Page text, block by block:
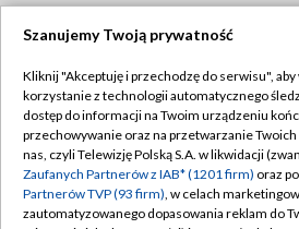
TVP
Abonament TVP
Emisja w TVP
Centrum informacji TVP
Regulamin
Polityka
Moje zgody
Szanujemy Twoją prywatność
Kliknij "Akceptuję i przechodzę do serwisu", aby
korzystanie z technologii automatycznego
dostęp do informacji na Twoim urządzeniu
przechowywanie oraz na przetwarzanie
nas, czyli Telewizję Polską S.A. w likwidacji
Zaufanych Partnerów z IAB* (1201 firm) oraz
Partnerów TVP (93 firm), w celach
zautomatyzowanego dopasowania reklam do